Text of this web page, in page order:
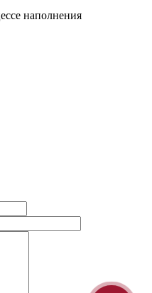
наполнения